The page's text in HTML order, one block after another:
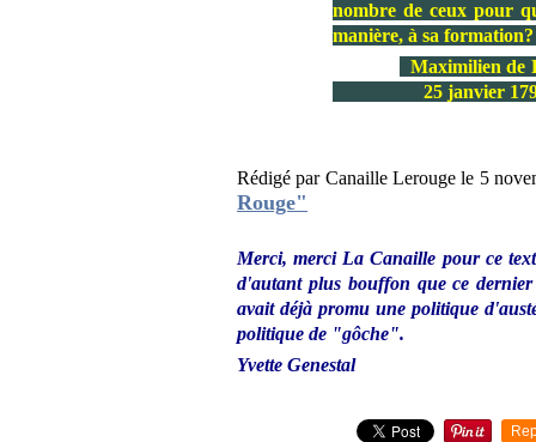
nombre de ceux pour
manière, à sa
Maximilien de
25 janvier
Rédigé par Canaille Lerouge le 5
Rouge"
Merci, merci La Canaille pour ce
d'autant plus bouffon que ce
avait déjà promu une politique
politique de "gôche".
Yvette Genestal